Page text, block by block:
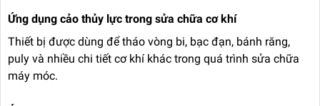
Ứng dụng cảo thủy lực trong sửa chữa cơ khí
Thiết bị được dùng để tháo vòng bi, bạc đạn, bánh răng,
puly và nhiều chi tiết cơ khí khác trong quá trình sửa chữa
máy móc.